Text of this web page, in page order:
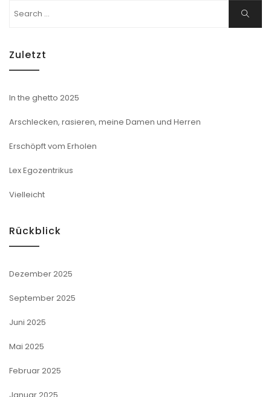
Search
Search
Zuletzt
In the ghetto 2025
Arschlecken, rasieren, meine Damen und Herren
Erschöpft vom Erholen
Lex Egozentrikus
Vielleicht
Rückblick
Dezember 2025
September 2025
Juni 2025
Mai 2025
Februar 2025